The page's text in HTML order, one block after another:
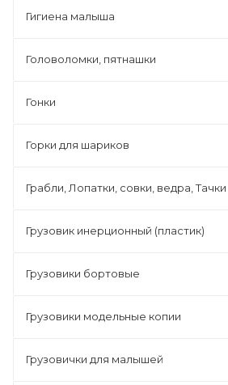
Гигиена малыша
Головоломки, пятнашки
Гонки
Горки для шариков
Грабли, Лопатки, совки, ведра, Тачки
Грузовик инерционный (пластик)
Грузовики бортовые
Грузовики модельные копии
Грузовички для малышей